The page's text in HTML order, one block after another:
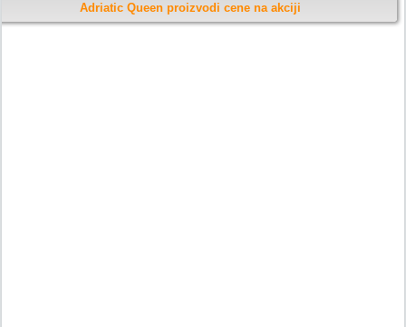
Adriatic Queen proizvodi cene na akciji